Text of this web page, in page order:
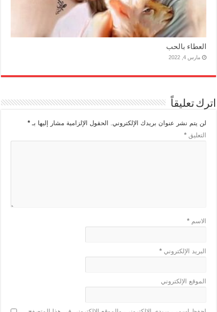
العطاء بالحب
مارس 4, 2022
اترك تعليقاً
لن يتم نشر عنوان بريدك الإلكتروني. الحقول الإلزامية مشار إليها بـ*
التعليق*
الاسم*
البريد الإلكتروني*
الموقع الإلكتروني